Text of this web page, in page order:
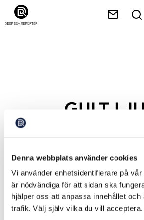
Denna webbplats använder cookies
Vi använder enhetsidentifierare på
är nödvändiga för att sidan ska
hjälper oss att anpassa innehållet och
trafik. Välj själv vilka du vill acceptera.
GULT